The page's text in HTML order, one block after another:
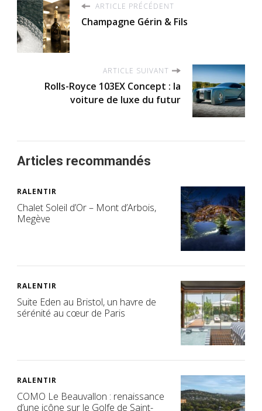
ARTICLE PRÉCÉDENT
Champagne Gérin & Fils
ARTICLE SUIVANT
Rolls-Royce 103EX Concept : la
voiture de luxe du futur
Articles recommandés
RALENTIR
Chalet Soleil d’Or – Mont d’Arbois,
Megève
RALENTIR
Suite Eden au Bristol, un havre de
sérénité au cœur de Paris
RALENTIR
COMO Le Beauvallon : renaissance
d’une icône sur le Golfe de Saint-